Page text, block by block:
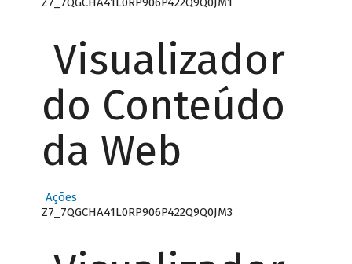
Visualizador
do Conteúdo
da Web
Ações
Z7_7QGCHA41L0RP906P422Q9Q0JM3